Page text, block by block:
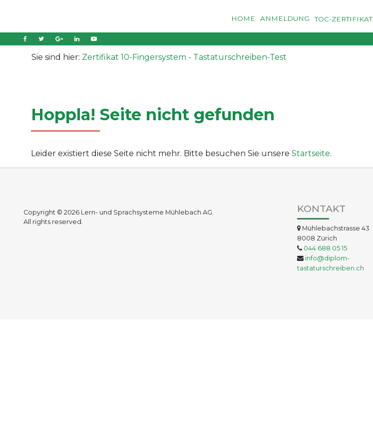
HOME ANMELDUNG TOC-ZERTIFIKAT
Sie sind hier: Zertifikat 10-Fingersystem - Tastaturschreiben-Test
Hoppla! Seite nicht gefunden
Leider existiert diese Seite nicht mehr. Bitte besuchen Sie unsere Startseite.
Copyright © 2026 Lern- und Sprachsysteme Mühlebach AG.
All rights reserved.
KONTAKT
Mühlebachstrasse 43
8008 Zürich
044 688 05 15
info@diplom-
tastaturschreiben.ch